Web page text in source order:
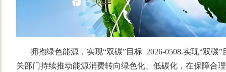
拥抱绿色能源，实现“双碳”目标 2026-0508.实现“双碳”
关部门持续推动能源消费转向绿色化、低碳化，在保障合